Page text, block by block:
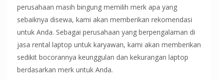
perusahaan masih bingung memilih merk apa yang
sebaiknya disewa, kami akan memberikan rekomendasi
untuk Anda. Sebagai perusahaan yang berpengalaman di
jasa rental laptop untuk karyawan, kami akan memberikan
sedikit bocorannya keunggulan dan kekurangan laptop
berdasarkan merk untuk Anda.